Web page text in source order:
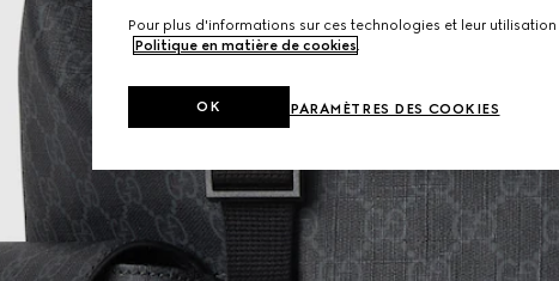
Pour plus d'informations sur ces technologies et leur
Politique en matière de cookies.
PARAMÈTRES DES COOKIES
OK